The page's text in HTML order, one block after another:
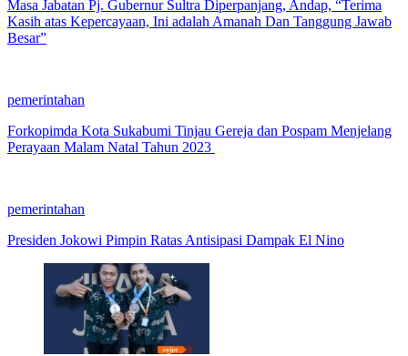
Masa Jabatan Pj. Gubernur Sultra Diperpanjang, Andap, “Terima
Kasih atas Kepercayaan, Ini adalah Amanah Dan Tanggung Jawab
Besar”
pemerintahan
Forkopimda Kota Sukabumi Tinjau Gereja dan Pospam Menjelang
Perayaan Malam Natal Tahun 2023
pemerintahan
Presiden Jokowi Pimpin Ratas Antisipasi Dampak El Nino